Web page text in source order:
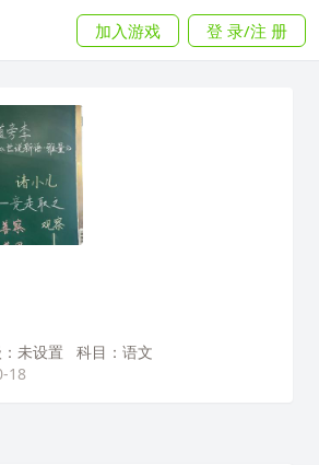
加入游戏 登 录/注 册
未设置
科目：语文
18